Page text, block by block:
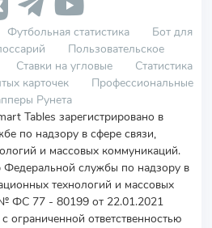
Футбольная статистика
Бот для
Пользовательское
Ставки на угловые
Статистика
карточек
Профессиональные
Рунета
Tables зарегистрировано в
по надзору в сфере связи,
и массовых коммуникаций.
Федеральной службы по надзору в
технологий и массовых
ФС 77 - 80199 от 22.01.2021
ограниченной ответственностью